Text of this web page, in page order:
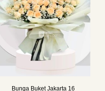
Bunga Buket Jakarta 16